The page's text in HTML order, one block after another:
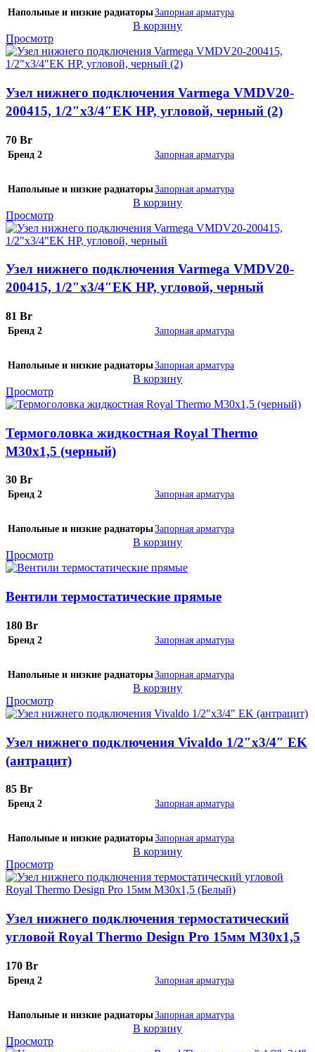
Напольные и низкие радиаторыЗапорная арматура
В корзину
Просмотр
Узел нижнего подключения Varmega VMDV20-
200415, 1/2″х3/4″EK НР, угловой, черный (2)
70 Br
Бренд 2 Запорная арматура
Напольные и низкие радиаторыЗапорная арматура
В корзину
Просмотр
Узел нижнего подключения Varmega VMDV20-
200415, 1/2″х3/4″EK НР, угловой, черный
81 Br
Бренд 2 Запорная арматура
Напольные и низкие радиаторыЗапорная арматура
В корзину
Просмотр
Термоголовка жидкостная Royal Thermo
М30х1,5 (черный)
30 Br
Бренд 2 Запорная арматура
Напольные и низкие радиаторыЗапорная арматура
В корзину
Просмотр
Вентили термостатические прямые
180 Br
Бренд 2 Запорная арматура
Напольные и низкие радиаторыЗапорная арматура
В корзину
Просмотр
Узел нижнего подключения Vivaldo 1/2″х3/4″ EK
(антрацит)
85 Br
Бренд 2 Запорная арматура
Напольные и низкие радиаторыЗапорная арматура
В корзину
Просмотр
Узел нижнего подключения термостатический
угловой Royal Thermo Design Pro 15мм М30х1,5
170 Br
Бренд 2 Запорная арматура
Напольные и низкие радиаторыЗапорная арматура
В корзину
Просмотр